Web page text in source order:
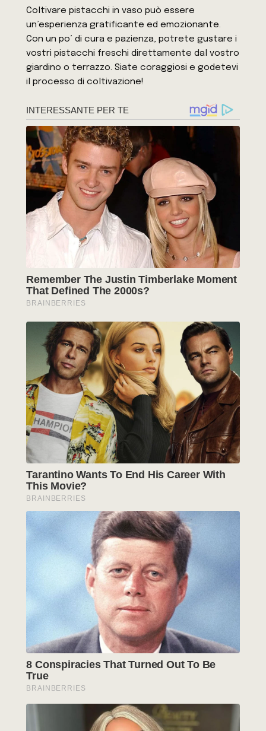
Coltivare pistacchi in vaso può essere
un’esperienza gratificante ed emozionante.
Con un po’ di cura e pazienza, potrete gustare i
vostri pistacchi freschi direttamente dal vostro
giardino o terrazzo. Siate coraggiosi e godetevi
il processo di coltivazione!